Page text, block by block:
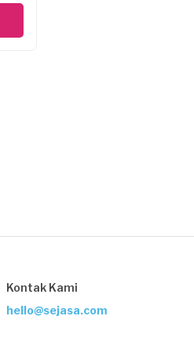
Kontak Kami
hello@sejasa.com